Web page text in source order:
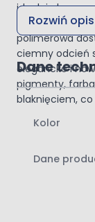
idealnie
klasycznymi
polimerowa
ciemny odcień
elegancko i
pigmenty,
blaknięciem,
Ochrona i
przez
tylko sprawia,
również
Rozwiń opis
Dane
Kolor
Dane